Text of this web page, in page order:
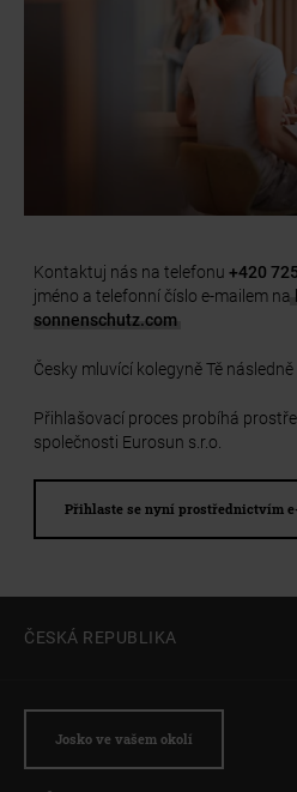
Kontaktuj nás na telefonu +420
jméno a telefonní číslo e-mailem na
sonnenschutz.com.
Česky mluvící kolegyně Tě
Přihlašovací proces probíhá
společnosti Eurosun s.r.o.
Přihlaste se nyní prostřednictvím
ČESKÁ REPUBLIKA
Josko ve vašem okolí